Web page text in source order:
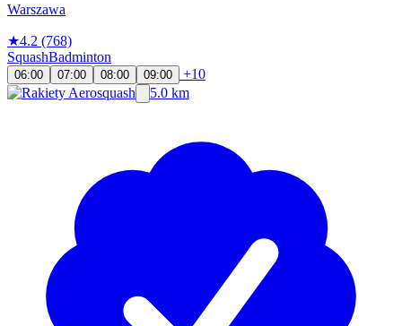
Warszawa
★4.2 (768)
SquashBadminton
06:00 07:00 08:00 09:00
+10
5.0 km